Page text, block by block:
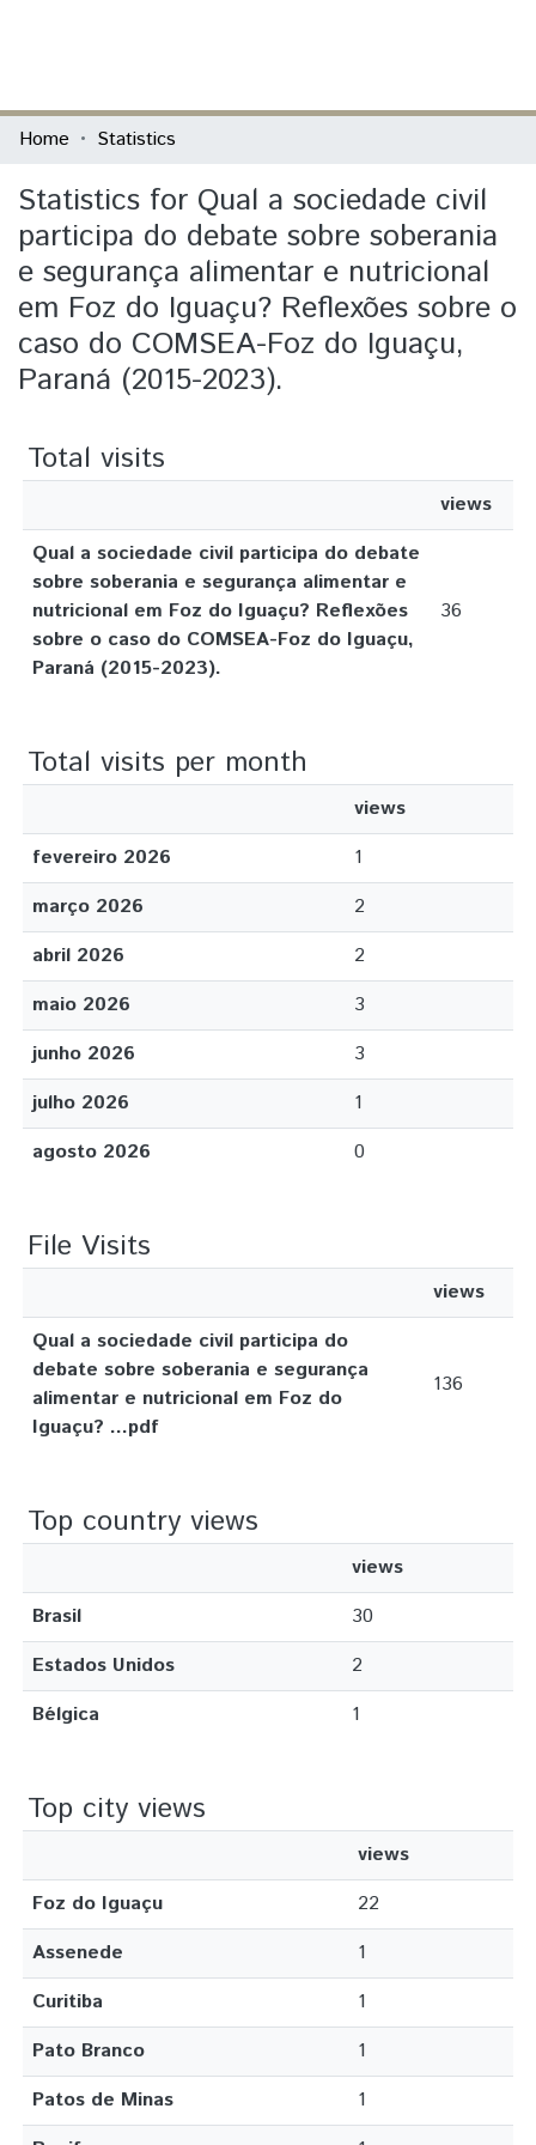
Communities & Collections
All of DSpace
Home Statistics
Statistics for Qual a sociedade civil
participa do debate sobre soberania
e segurança alimentar e nutricional
em Foz do Iguaçu? Reflexões sobre o
caso do COMSEA-Foz do Iguaçu,
Paraná (2015-2023).
Total visits
views
Qual a sociedade civil participa do debate
sobre soberania e segurança alimentar e
nutricional em Foz do Iguaçu? Reflexões
sobre o caso do COMSEA-Foz do Iguaçu,
Paraná (2015-2023).
36
Total visits per month
views
fevereiro 2026
1
março 2026
2
abril 2026
2
maio 2026
3
junho 2026
3
julho 2026
1
agosto 2026
0
File Visits
views
Qual a sociedade civil participa do
debate sobre soberania e segurança
alimentar e nutricional em Foz do
Iguaçu? ...pdf
136
Top country views
views
Brasil
30
Estados Unidos
2
Bélgica
1
Top city views
views
Foz do Iguaçu
22
Assenede
1
Curitiba
1
Pato Branco
1
Patos de Minas
1